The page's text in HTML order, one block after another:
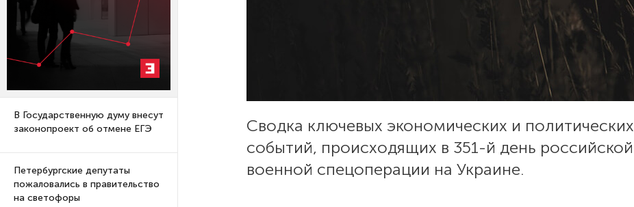
В Государственную думу внесут
законопроект об отмене ЕГЭ
Петербургские депутаты
пожаловались в правительство
на светофоры
Сводка ключевых экономических и политических
событий, происходящих в 351-й день российской
военной спецоперации на Украине.